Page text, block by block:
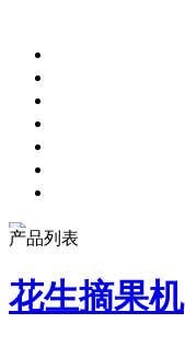
产品列表
花生摘果机